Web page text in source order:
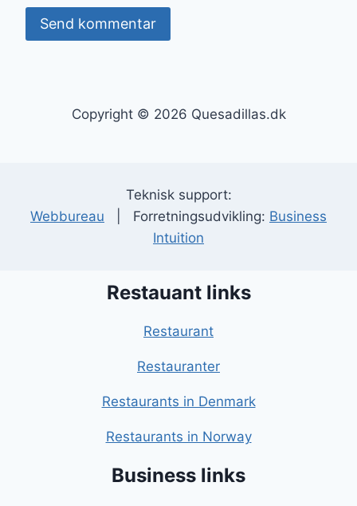
Copyright © 2026 Quesadillas.dk
Teknisk support:
Webbureau | Forretningsudvikling: Business
Intuition
Restauant links
Restaurant
Restauranter
Restaurants in Denmark
Restaurants in Norway
Business links